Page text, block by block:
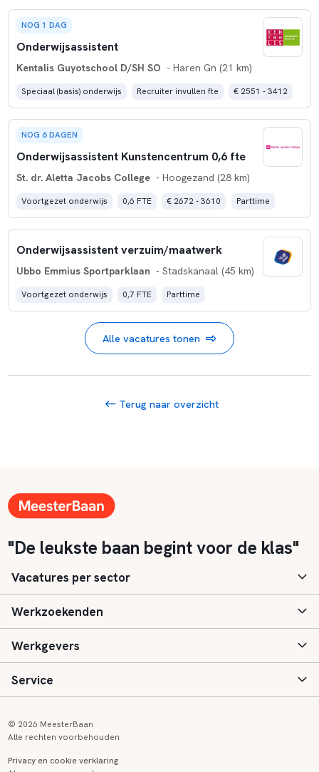
NOG 1 DAG
Onderwijsassistent
Kentalis Guyotschool D/SH SO - Haren Gn (21 km)
Speciaal (basis) onderwijs Recruiter invullen fte € 2551 - 3412
NOG 6 DAGEN
Onderwijsassistent Kunstencentrum 0,6 fte
St. dr. Aletta Jacobs College - Hoogezand (28 km)
Voortgezet onderwijs 0,6 FTE € 2672 - 3610 Parttime
Onderwijsassistent verzuim/maatwerk
Ubbo Emmius Sportparklaan - Stadskanaal (45 km)
Voortgezet onderwijs 0,7 FTE Parttime
Alle vacatures tonen
Terug naar overzicht
"De leukste baan begint voor de klas"
Vacatures per sector
Basisonderwijs
Speciaal (basis) onderwijs
Voortgezet onderwijs
Werkzoekenden
Aanmelden
Vacatures
Werkgevers
Inloggen
Service
© 2026 MeesterBaan
Alle rechten voorbehouden
Privacy en cookie verklaring